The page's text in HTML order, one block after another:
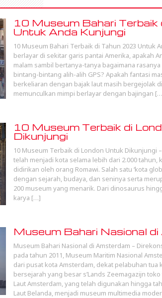
10 Museum Bahari
Untuk Anda Kunjungi
10 Museum Bahari Terbaik di Tahun 2023 Untuk
berlayar di sekitar garis pantai Amerika, apakah
malam sambil bertanya-tanya bagaimana
bintang-bintang alih-alih GPS? Apakah fantasi
berkeliaran dengan bajak laut masih bergejolak
memunculkan mimpi berlayar dengan bajingan
10 Museum Terbaik di
Dikunjungi
10 Museum Terbaik di London Untuk Dikunjungi
telah menjadi kota selama lebih dari 2.000 tahun,
didirikan oleh orang Romawi. Salah satu ‘kota
dengan sejarah, budaya, dan seninya serta
200 museum yang menarik. Dari dinosaurus
karya […]
Museum Bahari Nasional
Museum Bahari Nasional di Amsterdam –
pada tahun 2011, Museum Maritim Nasional
dari pusat kota Amsterdam, dekat pelabuhan tua
bersejarah yang besar s’Lands Zeemagazijn
Laut Amsterdam, yang telah digunakan hingga
Laut Belanda, menjadi museum multimedia